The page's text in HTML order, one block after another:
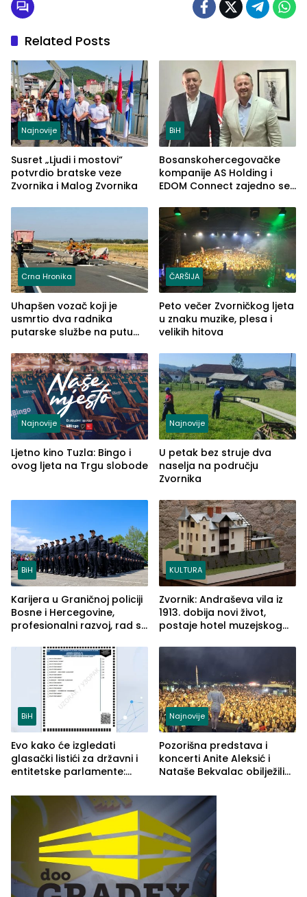
Related Posts
Najnovije
Susret „Ljudi i mostovi“
potvrdio bratske veze
Zvornika i Malog Zvornika
BiH
Bosanskohercegovačke
kompanije AS Holding i
EDOM Connect zajedno se
Crna Hronika
Uhapšen vozač koji je
usmrtio dva radnika
putarske službe na putu
(FOTO)
ČARŠIJA
Peto večer Zvorničkog ljeta
u znaku muzike, plesa i
velikih hitova
Najnovije
Ljetno kino Tuzla: Bingo i
ovog ljeta na Trgu slobode
Najnovije
U petak bez struje dva
naselja na području
Zvornika
BiH
Karijera u Graničnoj policiji
Bosne i Hercegovine,
profesionalni razvoj, rad sa
služba građanima
KULTURA
Zvornik: Andraševa vila iz
1913. dobija novi život,
postaje hotel muzejskog
BiH
Evo kako će izgledati
glasački listići za državni i
entitetske parlamente:
vidljive na njima
Najnovije
Pozorišna predstava i
koncerti Anite Aleksić i
Nataše Bekvalac obilježili
ljeta (FOTO)